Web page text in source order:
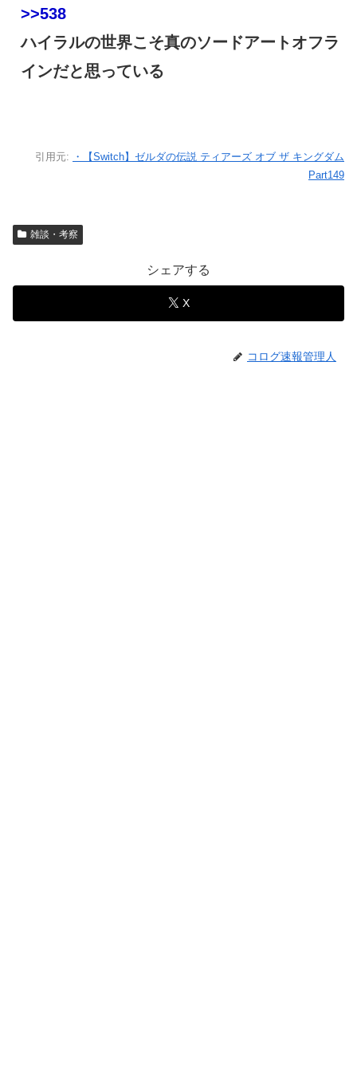
>>538
ハイラルの世界こそ真のソードアートオフラ
インだと思っている
引用元:
・【Switch】ゼルダの伝説 ティアーズ オブ ザ キングダム
Part149
雑談・考察
シェアする
X
コログ速報管理人